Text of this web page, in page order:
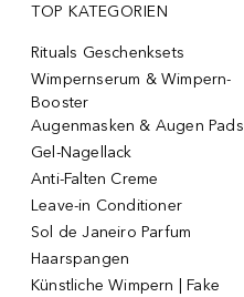
TOP KATEGORIEN
Rituals Geschenksets
Wimpernserum & Wimpern-
Booster
Augenmasken & Augen Pads
Gel-Nagellack
Anti-Falten Creme
Leave-in Conditioner
Sol de Janeiro Parfum
Haarspangen
Künstliche Wimpern | Fake